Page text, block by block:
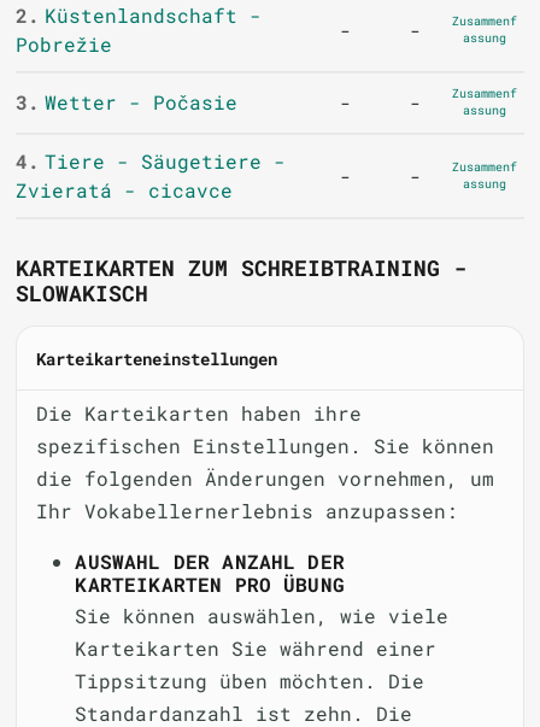
2. Küstenlandschaft -
Pobrežie
- -
Zusammenf
assung
3. Wetter - Počasie - -
Zusammenf
assung
4. Tiere - Säugetiere -
Zvieratá - cicavce
- -
Zusammenf
assung
KARTEIKARTEN ZUM SCHREIBTRAINING -
SLOWAKISCH
Karteikarteneinstellungen
Die Karteikarten haben ihre
spezifischen Einstellungen. Sie können
die folgenden Änderungen vornehmen, um
Ihr Vokabellernerlebnis anzupassen:
AUSWAHL DER ANZAHL DER
KARTEIKARTEN PRO ÜBUNG
Sie können auswählen, wie viele
Karteikarten Sie während einer
Tippsitzung üben möchten. Die
Standardanzahl ist zehn. Die